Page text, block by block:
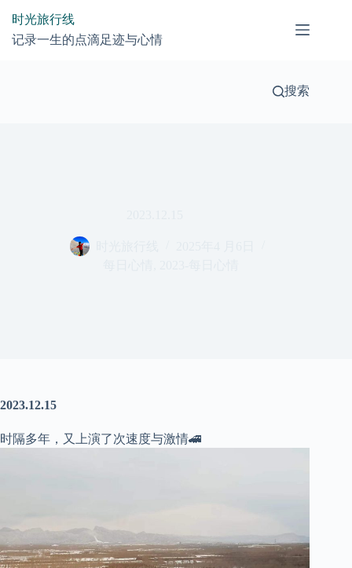
时光旅行线
记录一生的点滴足迹与心情
搜索
2023.12.15
时隔多年，又上演了次速度与激情🚄